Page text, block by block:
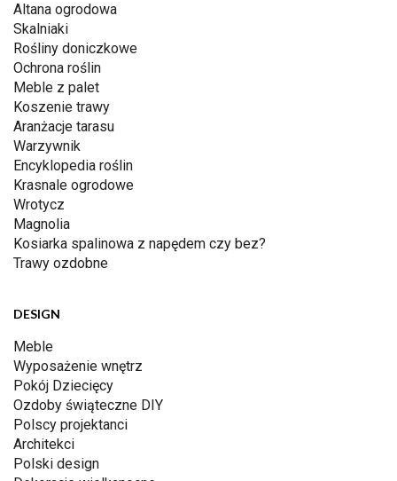
Altana ogrodowa
Skalniaki
Rośliny doniczkowe
Ochrona roślin
Meble z palet
Koszenie trawy
Aranżacje tarasu
Warzywnik
Encyklopedia roślin
Krasnale ogrodowe
Wrotycz
Magnolia
Kosiarka spalinowa z napędem czy bez?
Trawy ozdobne
DESIGN
Meble
Wyposażenie wnętrz
Pokój Dziecięcy
Ozdoby świąteczne DIY
Polscy projektanci
Architekci
Polski design